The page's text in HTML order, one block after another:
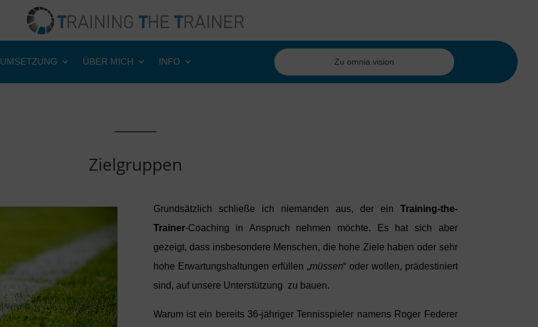
UMSETZUNG ÜBER MICH INFO Zu omnia.vision
Zielgruppen
Grundsätzlich schließe ich niemanden aus, der ein Training-the-
Trainer-Coaching in Anspruch nehmen möchte. Es hat sich aber
gezeigt, dass insbesondere Menschen, die hohe Ziele haben oder sehr
hohe Erwartungshaltungen erfüllen „müssen“ oder wollen, prädestiniert
sind, auf unsere Unterstützung zu bauen.
Warum ist ein bereits 36-jähriger Tennisspieler namens Roger Federer